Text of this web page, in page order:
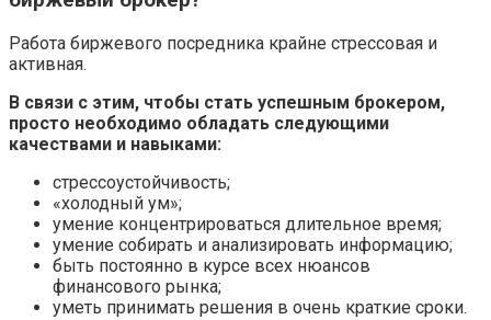
Работа биржевого посредника крайне стрессовая и
активная.
В связи с этим, чтобы стать успешным брокером,
просто необходимо обладать следующими
качествами и навыками:
стрессоустойчивость;
«холодный ум»;
умение концентрироваться длительное время;
умение собирать и анализировать информацию;
быть постоянно в курсе всех нюансов
финансового рынка;
уметь принимать решения в очень краткие сроки.